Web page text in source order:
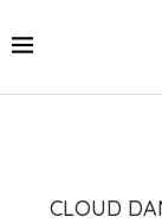
CLOUD